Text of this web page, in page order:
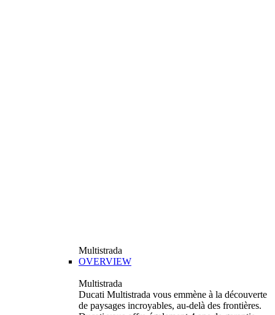
Multistrada
OVERVIEW
Multistrada
Ducati Multistrada vous emmène à la découverte
de paysages incroyables, au-delà des frontières.